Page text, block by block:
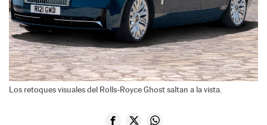
Los retoques visuales del Rolls-Royce Ghost saltan a la vista.